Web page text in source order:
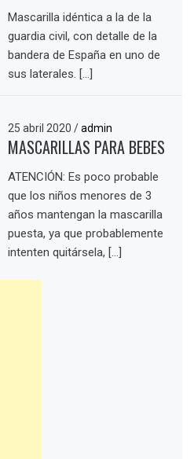
Mascarilla idéntica a la de la
guardia civil, con detalle de la
bandera de España en uno de
sus laterales. […]
25 abril 2020/ admin
MASCARILLAS PARA BEBES
ATENCIÓN: Es poco probable
que los niños menores de 3
años mantengan la mascarilla
puesta, ya que probablemente
intenten quitársela, […]